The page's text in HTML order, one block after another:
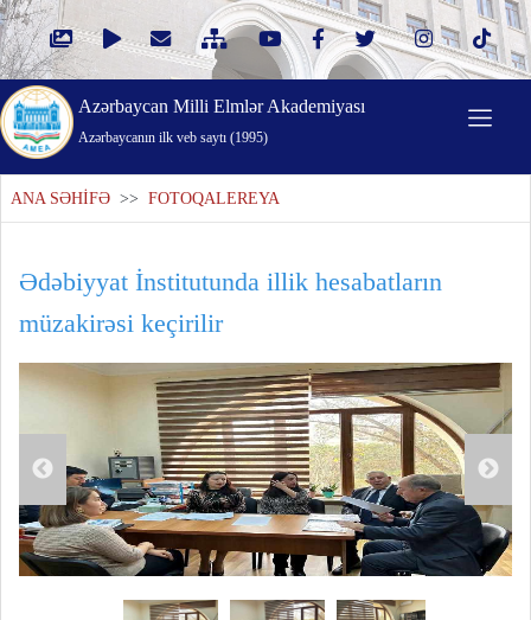
Azərbaycan Milli Elmlər Akademiyası
Azərbaycanın ilk veb saytı (1995)
ANA SƏHİFƏ >> FOTOQALEREYA
Ədəbiyyat İnstitutunda illik hesabatların
müzakirəsi keçirilir